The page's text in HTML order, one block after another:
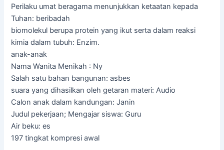
Perilaku umat beragama menunjukkan ketaatan kepada
Tuhan: beribadah
biomolekul berupa protein yang ikut serta dalam reaksi
kimia dalam tubuh: Enzim.
anak-anak
Nama Wanita Menikah : Ny
Salah satu bahan bangunan: asbes
suara yang dihasilkan oleh getaran materi: Audio
Calon anak dalam kandungan: Janin
Judul pekerjaan; Mengajar siswa: Guru
Air beku: es
197 tingkat kompresi awal